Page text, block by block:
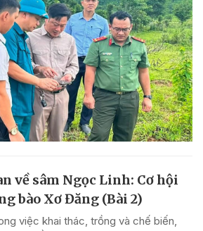
về sâm Ngọc Linh: Cơ hội
bào Xơ Đăng (Bài 2)
việc khai thác, trồng và chế biến,